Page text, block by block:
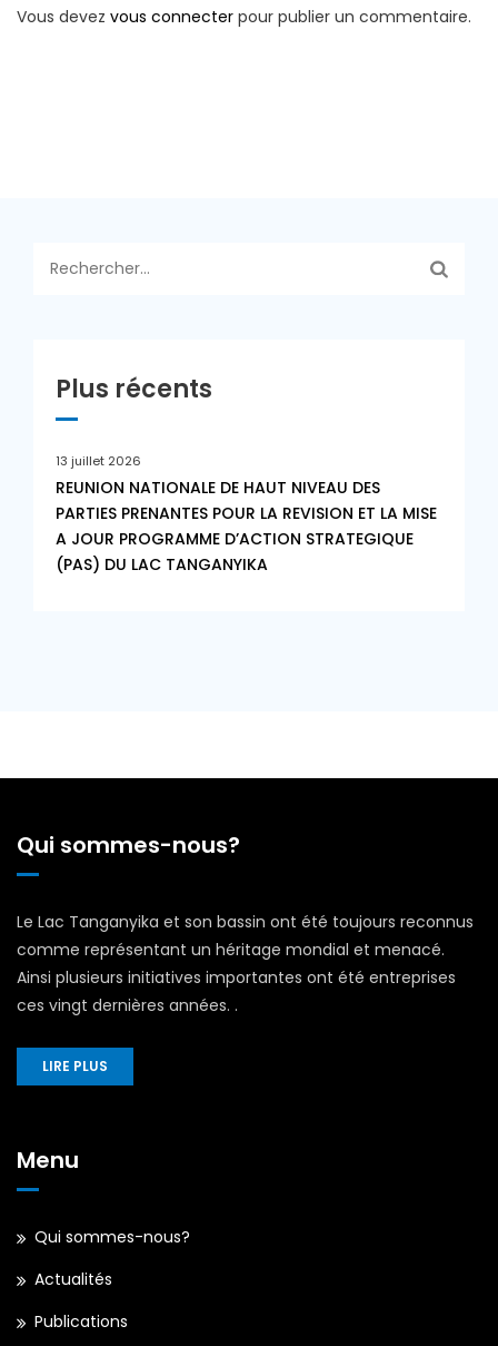
Vous devez vous connecter pour publier un commentaire.
Plus récents
13 juillet 2026
REUNION NATIONALE DE HAUT NIVEAU DES
PARTIES PRENANTES POUR LA REVISION ET LA MISE
A JOUR PROGRAMME D’ACTION STRATEGIQUE
(PAS) DU LAC TANGANYIKA
Qui sommes-nous?
Le Lac Tanganyika et son bassin ont été toujours reconnus
comme représentant un héritage mondial et menacé.
Ainsi plusieurs initiatives importantes ont été entreprises
ces vingt dernières années. .
LIRE PLUS
Menu
Qui sommes-nous?
Actualités
Publications